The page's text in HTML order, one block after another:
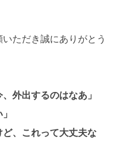
ただき誠にありがとう
外出するのはなあ」
ど、これって大丈夫な